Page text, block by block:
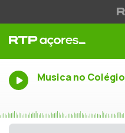
Musica no Colégio